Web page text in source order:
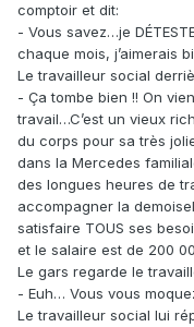
comptoir et dit:
- Vous savez…je
chaque mois, j’aimerais
Le travailleur social
- Ça tombe bien !! On
travail…C’est un vieux
du corps pour sa très
dans la Mercedes
des longues heures de
accompagner la
satisfaire TOUS ses
et le salaire est de 200
Le gars regarde le
- Euh… Vous vous
Le travailleur social lui